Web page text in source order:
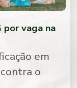
vaga na
em
o